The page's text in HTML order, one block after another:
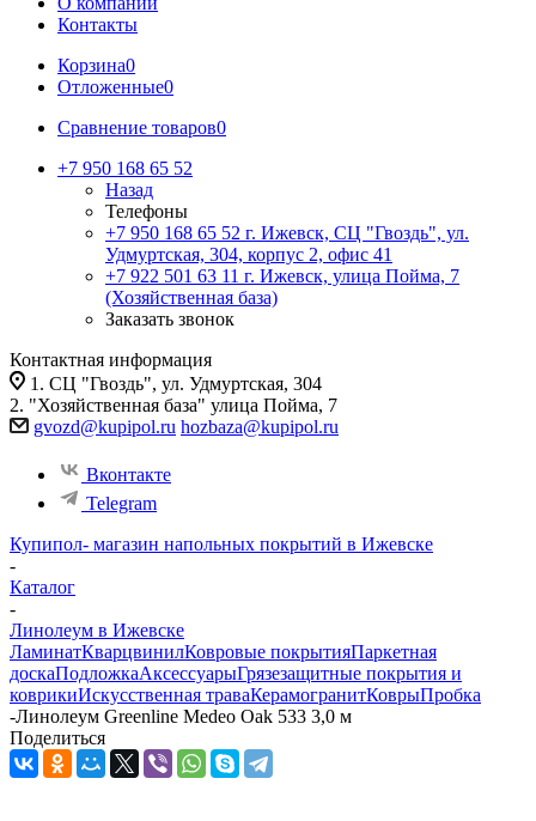
Контакты
Корзина0
Отложенные0
Сравнение товаров0
+7 950 168 65 52
Назад
Телефоны
+7 950 168 65 52 г. Ижевск, СЦ "Гвоздь", ул.
Удмуртская, 304, корпус 2, офис 41
+7 922 501 63 11 г. Ижевск, улица Пойма, 7
(Хозяйственная база)
Заказать звонок
Контактная информация
1. СЦ "Гвоздь", ул. Удмуртская, 304
2. "Хозяйственная база" улица Пойма, 7
gvozd@kupipol.ru hozbaza@kupipol.ru
Вконтакте
Telegram
Купипол- магазин напольных покрытий в Ижевске
-
Каталог
-
Линолеум в Ижевске
ЛаминатКварцвинилКовровые покрытияПаркетная
доскаПодложкаАксессуарыГрязезащитные покрытия и
коврикиИскусственная траваКерамогранитКоврыПробка
-Линолеум Greenline Medeo Oak 533 3,0 м
Поделиться